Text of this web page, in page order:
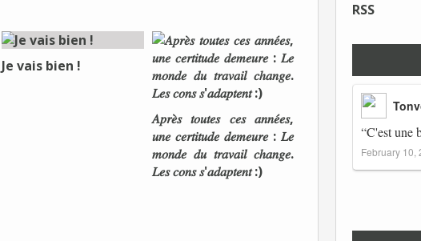
RSS
February 10,
Je vais bien !
𝐴𝑝𝑟𝑒̀𝑠 𝑡𝑜𝑢𝑡𝑒𝑠 𝑐𝑒𝑠 𝑎𝑛𝑛𝑒́𝑒𝑠,
𝑢𝑛𝑒 𝑐𝑒𝑟𝑡𝑖𝑡𝑢𝑑𝑒 𝑑𝑒𝑚𝑒𝑢𝑟𝑒 : 𝐿𝑒
𝑚𝑜𝑛𝑑𝑒 𝑑𝑢 𝑡𝑟𝑎𝑣𝑎𝑖𝑙 𝑐ℎ𝑎𝑛𝑔𝑒.
𝐿𝑒𝑠 𝑐𝑜𝑛𝑠 𝑠'𝑎𝑑𝑎𝑝𝑡𝑒𝑛𝑡 :)